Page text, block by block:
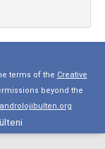
terms of the Creative
beyond the